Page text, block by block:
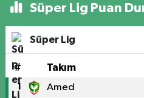
Süper Lig Puan
Süper Lig
# Takım
1 Amed